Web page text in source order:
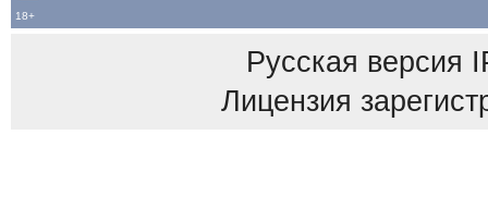
18+
Русская версия
Лицензия